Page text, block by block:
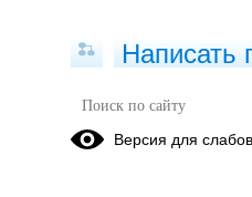
Городские
моделей ракет
Написать
Версия для